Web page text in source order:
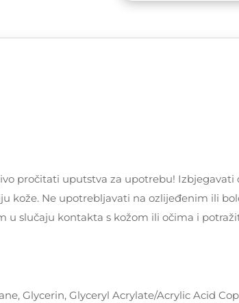
pročitati uputstva za upotrebu!
kože. Ne upotrebljavati na ozlijeđenim ili
u slučaju kontakta s kožom ili očima i
Glycerin, Glyceryl Acrylate/Acrylic Acid